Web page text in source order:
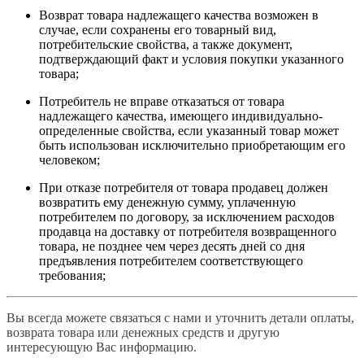
Возврат товара надлежащего качества возможен в
случае, если сохранены его товарный вид,
потребительские свойства, а также документ,
подтверждающий факт и условия покупки указанного
товара;
Потребитель не вправе отказаться от товара
надлежащего качества, имеющего индивидуально-
определенные свойства, если указанный товар может
быть использован исключительно приобретающим его
человеком;
При отказе потребителя от товара продавец должен
возвратить ему денежную сумму, уплаченную
потребителем по договору, за исключением расходов
продавца на доставку от потребителя возвращенного
товара, не позднее чем через десять дней со дня
предъявления потребителем соответствующего
требования;
Вы всегда можете связаться с нами и уточнить детали оплаты,
возврата товара или денежных средств и другую
интересующую Вас информацию.